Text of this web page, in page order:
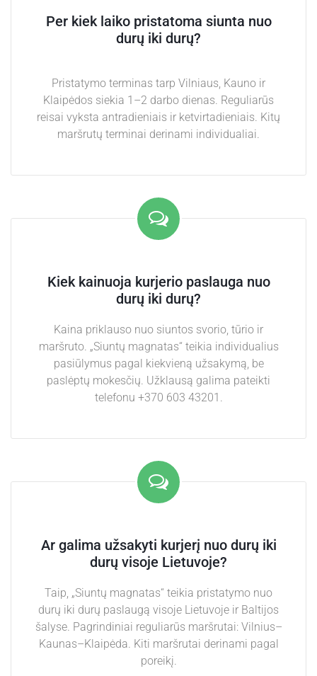
Per kiek laiko pristatoma siunta nuo
durų iki durų?
Pristatymo terminas tarp Vilniaus, Kauno ir
Klaipėdos siekia 1–2 darbo dienas. Reguliarūs
reisai vyksta antradieniais ir ketvirtadieniais. Kitų
maršrutų terminai derinami individualiai.
Kiek kainuoja kurjerio paslauga nuo
durų iki durų?
Kaina priklauso nuo siuntos svorio, tūrio ir
maršruto. „Siuntų magnatas“ teikia individualius
pasiūlymus pagal kiekvieną užsakymą, be
paslėptų mokesčių. Užklausą galima pateikti
telefonu +370 603 43201.
Ar galima užsakyti kurjerį nuo durų iki
durų visoje Lietuvoje?
Taip, „Siuntų magnatas“ teikia pristatymo nuo
durų iki durų paslaugą visoje Lietuvoje ir Baltijos
šalyse. Pagrindiniai reguliarūs maršrutai: Vilnius–
Kaunas–Klaipėda. Kiti maršrutai derinami pagal
poreikį.